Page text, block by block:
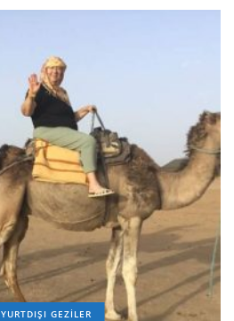
YURTDIŞI GEZILER